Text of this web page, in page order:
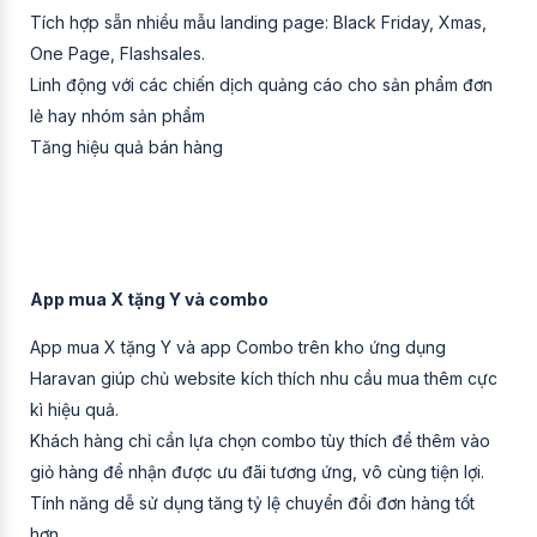
Tích hợp sẵn nhiều mẫu landing page: Black Friday, Xmas,
One Page, Flashsales.
Linh động với các chiến dịch quảng cáo cho sản phẩm đơn
lẻ hay nhóm sản phẩm
Tăng hiệu quả bán hàng
App mua X tặng Y và combo
App mua X tặng Y và app Combo trên kho ứng dụng
Haravan giúp chủ website kích thích nhu cầu mua thêm cực
kì hiệu quả.
Khách hàng chỉ cần lựa chọn combo tùy thích để thêm vào
giỏ hàng để nhận được ưu đãi tương ứng, vô cùng tiện lợi.
Tính năng dễ sử dụng tăng tỷ lệ chuyển đổi đơn hàng tốt